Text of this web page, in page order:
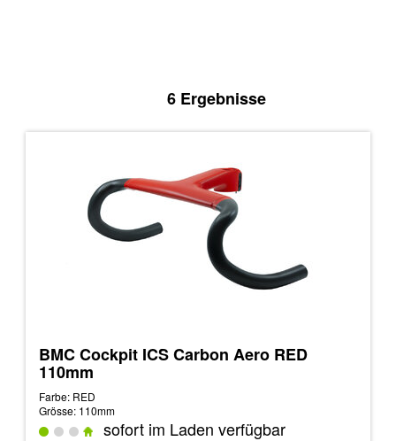
6 Ergebnisse
BMC Cockpit ICS Carbon Aero RED
110mm
Farbe: RED
Grösse: 110mm
sofort im Laden verfügbar